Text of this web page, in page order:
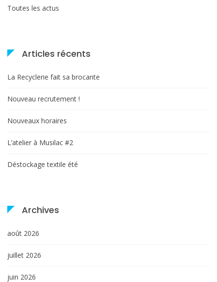
Toutes les actus
Articles récents
La Recyclerie fait sa brocante
Nouveau recrutement !
Nouveaux horaires
L’atelier à Musilac #2
Déstockage textile été
Archives
août 2026
juillet 2026
juin 2026